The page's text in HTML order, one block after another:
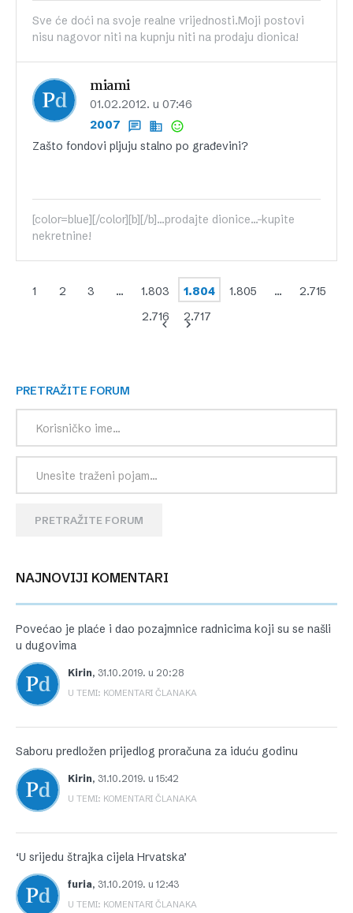
Sve će doći na svoje realne vrijednosti.Moji postovi
nisu nagovor niti na kupnju niti na prodaju dionica!
miami
01.02.2012. u 07:46
2007
Zašto fondovi pljuju stalno po građevini?
[color=blue][/color][b][/b]...prodajte dionice...-kupite
nekretnine!
1 2 3 … 1.803 1.804 1.805 …
2.715
2.716
2.717
PRETRAŽITE FORUM
PRETRAŽITE FORUM
NAJNOVIJI KOMENTARI
Povećao je plaće i dao pozajmnice radnicima koji su se našli
u dugovima
Kirin, 31.10.2019. u 20:28
U TEMI: KOMENTARI ČLANAKA
Saboru predložen prijedlog proračuna za iduću godinu
Kirin, 31.10.2019. u 15:42
U TEMI: KOMENTARI ČLANAKA
‘U srijedu štrajka cijela Hrvatska’
furia, 31.10.2019. u 12:43
U TEMI: KOMENTARI ČLANAKA